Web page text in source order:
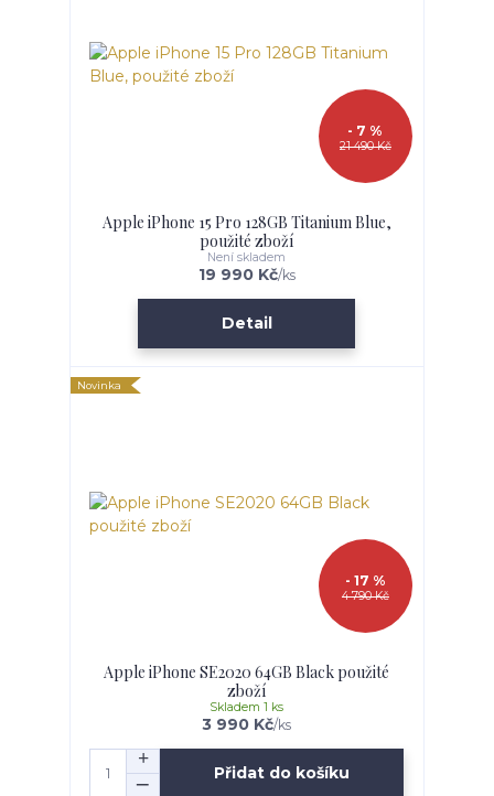
21 490 Kč
- 7 %
Apple iPhone 15 Pro 128GB Titanium Blue,
použité zboží
19 990 Kč/ks
Není skladem
Detail
Novinka
4 790 Kč
- 17 %
Apple iPhone SE2020 64GB Black použité
zboží
3 990 Kč/ks
Skladem 1 ks
Přidat do košíku